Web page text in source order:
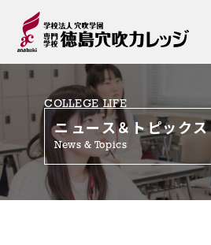
COLLEGE LIFE
ニュース＆トピックス
News & Topics